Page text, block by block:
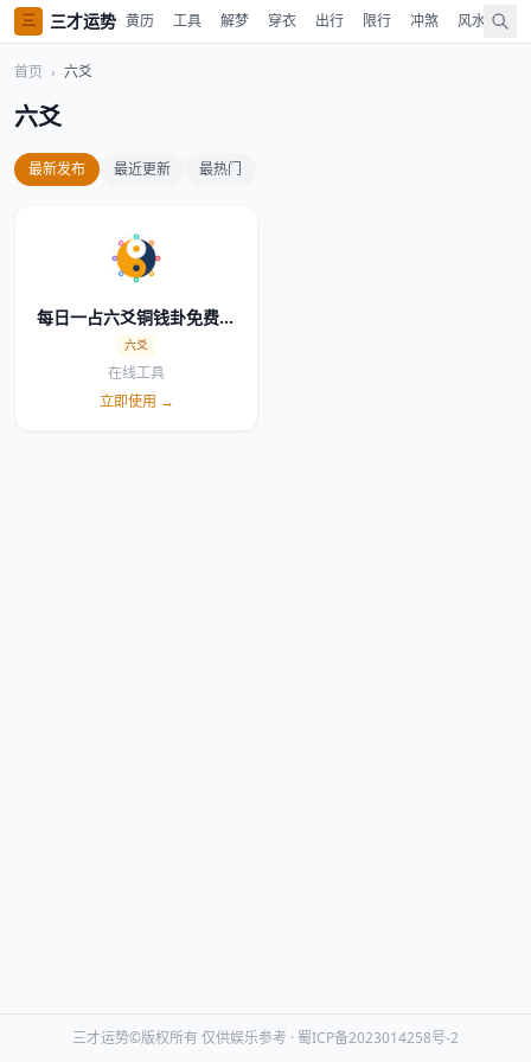
三 三才运势 黄历 工具 解梦 穿衣 出行 限行 冲煞 风水 时
首页 › 六爻
六爻
最新发布 最近更新 最热门
每日一占六爻铜钱卦免费在
线
六爻
在线工具
立即使用 →
三才运势©版权所有 仅供娱乐参考 · 蜀ICP备2023014258号-2